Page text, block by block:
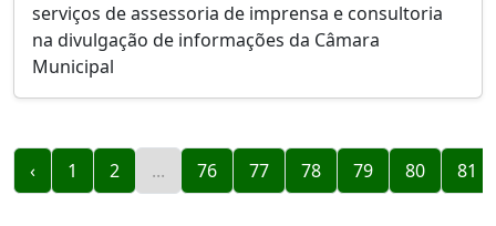
serviços de assessoria de imprensa e consultoria
na divulgação de informações da Câmara
Municipal
‹ 1 2 ... 76 77 78 79 80 81